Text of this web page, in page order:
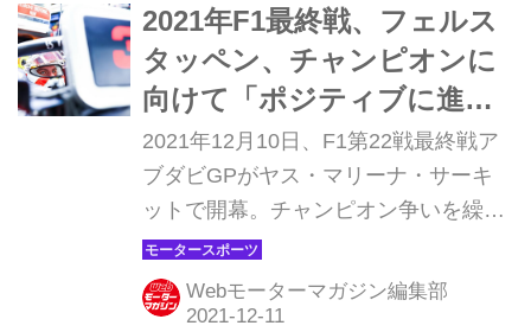
ールとペレスのドライバー2位争いな
ど、注目ポイントは多い。
2021年F1最終戦、フェルス
タッペン、チャンピオンに
向けて「ポジティブに進ん
でいる」【アブダビGPフリ
ー走行】
2021年12月10日、F1第22戦最終戦ア
ブダビGPがヤス・マリーナ・サーキ
ットで開幕。チャンピオン争いを繰り
広げるふたりに注目が集まる中、フリ
ー走行1回目ではレッドブル・ホンダ
のマックス・フェルスタッペンが、2
Webモーターマガジン編集部